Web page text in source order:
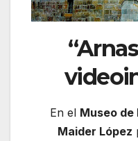
En el Museo de
Maider López